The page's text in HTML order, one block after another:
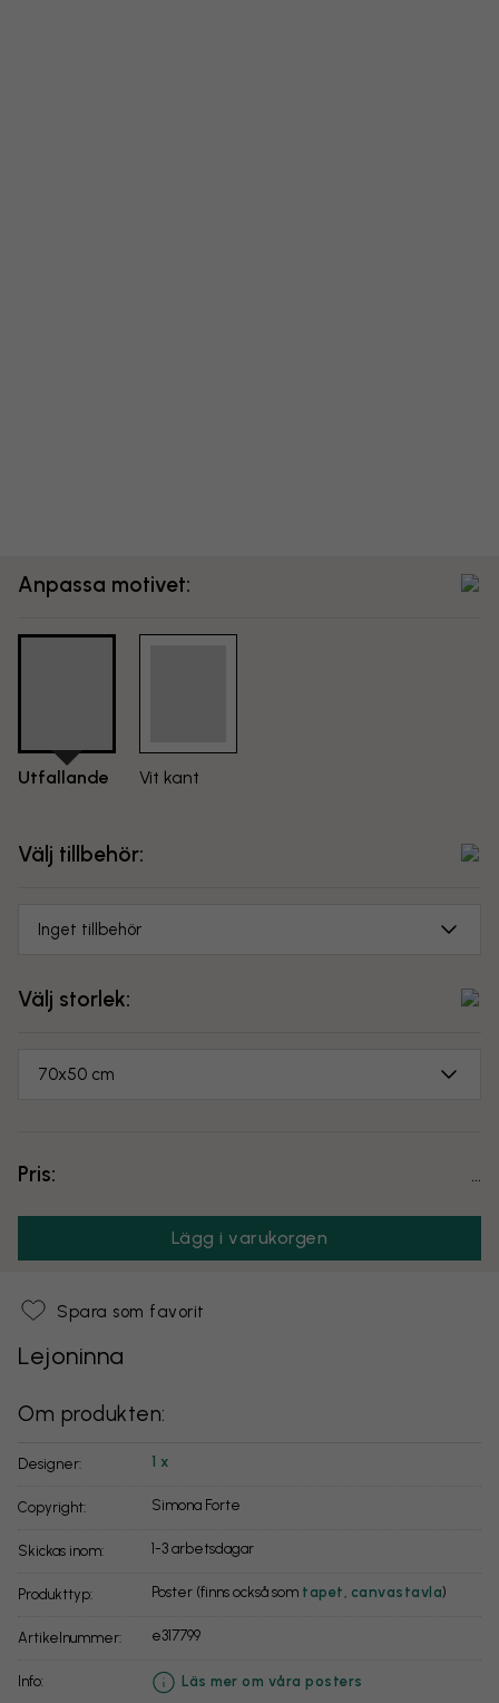
Anpassa motivet:
Utfallande Vit kant
Välj tillbehör:
Inget tillbehör
Välj storlek:
70x50 cm
Pris:
Lägg i varukorgen
Spara som favorit
Lejoninna
Om produkten:
Designer: 1 x
Copyright: Simona Forte
Skickas inom: 1-3 arbetsdagar
Produkttyp: Poster (finns också som tapet canvastavla)
Artikelnummer: e317799
info: Läs mer om våra posters